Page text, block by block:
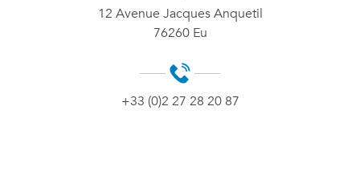
12 Avenue Jacques Anquetil
76260 Eu
+33 (0)2 27 28 20 87